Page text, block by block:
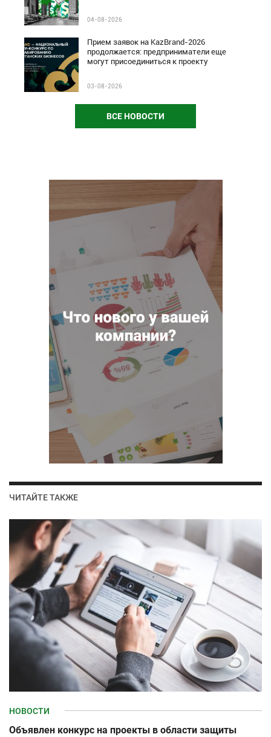
04-08-2026
Прием заявок на KazBrand-2026
продолжается: предприниматели еще
могут присоединиться к проекту
03-08-2026
ВСЕ НОВОСТИ
ЧИТАЙТЕ ТАКЖЕ
НОВОСТИ
Объявлен конкурс на проекты в области защиты